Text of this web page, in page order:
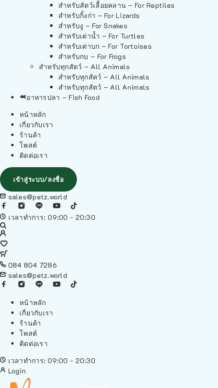
สำหรับสัตว์เลื้อยคลาน – For Reptiles
สำหรับกิ้งก่า – For Lizards
สำหรับงู – For Snakes
สำหรับเต่าน้ำ – For Turtles
สำหรับเต่าบก – For Tortoises
สำหรับกบ – For Frogs
สำหรับทุกสัตว์ – All Animals
สำหรับทุกสัตว์ – All Animals
สำหรับทุกสัตว์ – All Animals
อาหารปลา – Fish Food
หน้าหลัก
เกี่ยวกับเรา
ร้านค้า
โพสต์
ติดต่อเรา
เข้าสู่ระบบ/ลงชื่อ
sales@petz.world
เวลาทำการ: 09:00 - 20:30
084 804 7286
sales@petz.world
หน้าหลัก
เกี่ยวกับเรา
ร้านค้า
โพสต์
ติดต่อเรา
เวลาทำการ: 09:00 - 20:30
Login